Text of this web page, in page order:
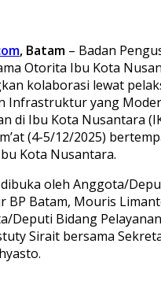
, Batam – Badan
Otorita Ibu Kota
kolaborasi lewat
Infrastruktur yang
di Ibu Kota Nusantara
(4-5/12/2025)
Kota Nusantara.
oleh Anggota/
BP Batam, Mouris
Deputi Bidang
Sirait bersama